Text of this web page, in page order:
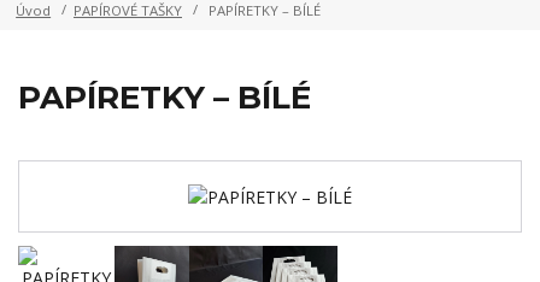
Úvod PAPÍROVÉ TAŠKY PAPÍRETKY – BÍLÉ
PAPÍRETKY – BÍLÉ